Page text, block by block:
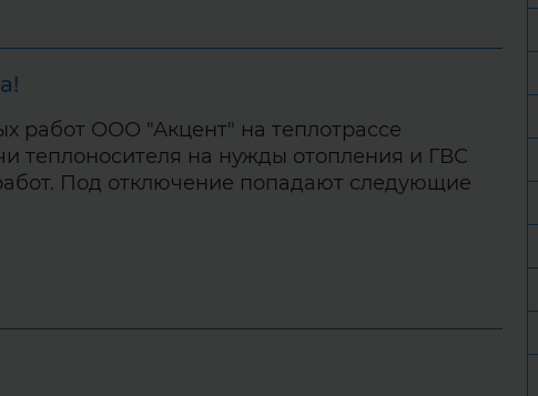
работ ООО "Акцент" на теплотрассе
теплоносителя на нужды отопления и ГВС
работ. Под отключение попадают следующие